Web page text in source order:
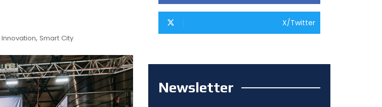
Innovation, Smart City
X/Twitter
Newsletter